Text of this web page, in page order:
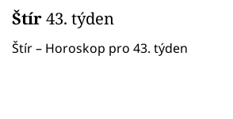
Seriály
Štír43. týden
Štír – Horoskop pro 43. týden